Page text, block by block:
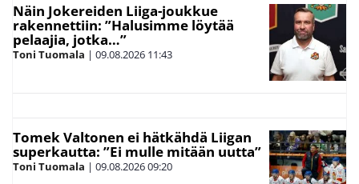
Näin Jokereiden Liiga-joukkue
rakennettiin: ”Halusimme löytää
pelaajia, jotka…”
Toni Tuomala | 09.08.2026 11:43
Tomek Valtonen ei hätkähdä Liigan
superkautta: ”Ei mulle mitään uutta”
Toni Tuomala | 09.08.202609:20